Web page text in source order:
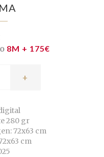
8M + 175€
+
280 gr
72x63 cm
cm